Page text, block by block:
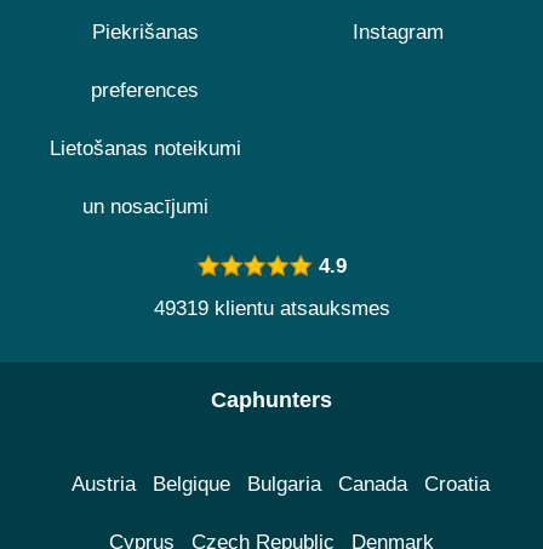
Piekrišanas
preferences
Lietošanas noteikumi
un nosacījumi
Instagram
4.9
49319 klientu atsauksmes
Caphunters
Austria Belgique Bulgaria Canada Croatia
Cyprus Czech Republic Denmark